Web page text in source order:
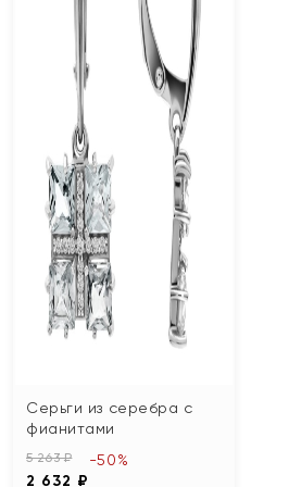
Серьги из серебра с
фианитами
5 263 ₽
2 632 ₽
-50%